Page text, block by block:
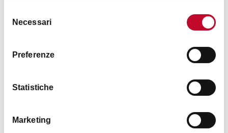
delNecessari
Preferenze
Statistiche
Marketing